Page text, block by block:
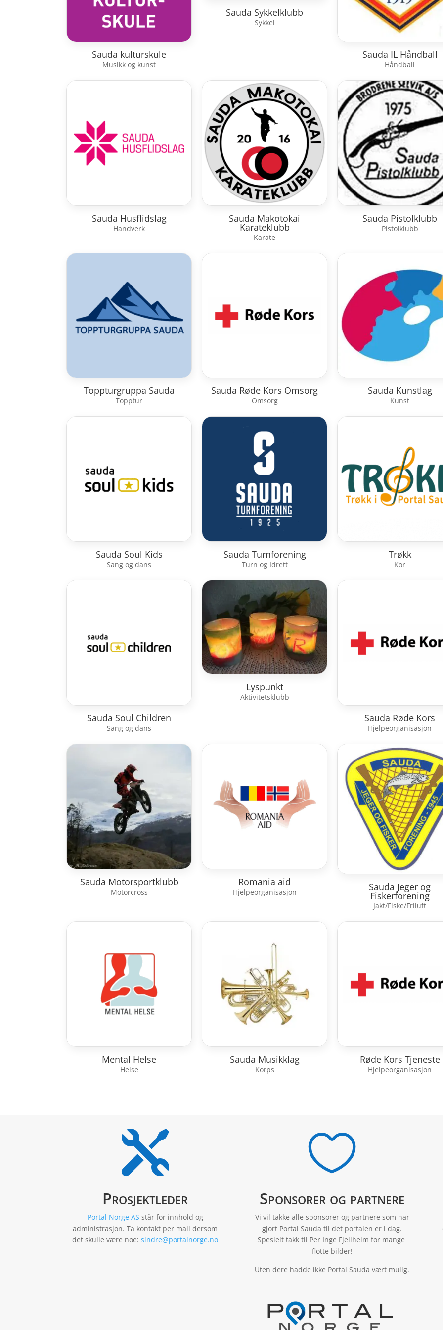
Sauda kulturskule
Musikk og kunst
Sauda Sykkelklubb
Sykkel
Sauda IL Håndball
Håndball
Sauda Husflidslag
Handverk
Sauda Makotokai
Karateklubb
Karate
Sauda Pistolklubb
Pistolklubb
Toppturgruppa Sauda
Topptur
Sauda Røde Kors Omsorg
Omsorg
Sauda Kunstlag
Kunst
Sauda Soul Kids
Sang og dans
Sauda Turnforening
Turn og Idrett
Trøkk
Kor
Sauda Soul Children
Sang og dans
Lyspunkt
Aktivitetsklubb
Sauda Røde Kors
Hjelpeorganisasjon
Sauda Motorsportklubb
Motorcross
Romania aid
Hjelpeorganisasjon Sauda Jeger og
Fiskerforening
Jakt/Fiske/Friluft
Mental Helse
Helse
Sauda Musikklag
Korps
Røde Kors Tjeneste
Hjelpeorganisasjon

Prosjektleder
Portal Norge AS står for innhold og
administrasjon. Ta kontakt per mail dersom
det skulle være noe:sindre@portalnorge.no

Sponsorer og partnere
Vi vil takke alle sponsorer og partnere som har
gjort Portal Sauda til det portalen er i dag.
Spesielt takk til Per Inge Fjellheim for mange
flotte bilder!
Uten dere hadde ikke Portal Sauda vært mulig.